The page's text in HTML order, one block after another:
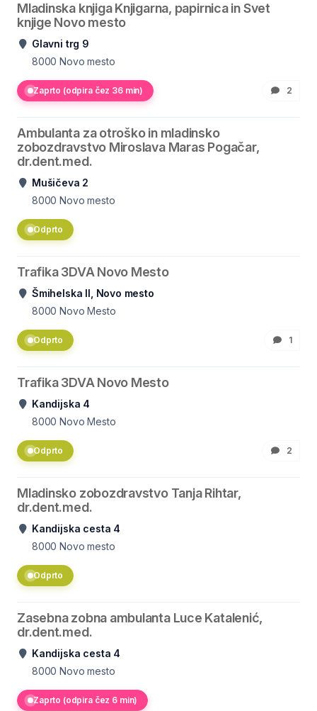
Mladinska knjiga Knjigarna, papirnica in Svet
knjige Novo mesto
Glavni trg 9
8000 Novo mesto
Zaprto (odpira čez 36 min) 2
Ambulanta za otroško in mladinsko
zobozdravstvo Miroslava Maras Pogačar,
dr.dent.med.
Mušičeva 2
8000 Novo mesto
Odprto
Trafika 3DVA Novo Mesto
Šmihelska II, Novo mesto
8000 Novo Mesto
Odprto 1
Trafika 3DVA Novo Mesto
Kandijska 4
8000 Novo Mesto
Odprto 2
Mladinsko zobozdravstvo Tanja Rihtar,
dr.dent.med.
Kandijska cesta 4
8000 Novo mesto
Odprto
Zasebna zobna ambulanta Luce Katalenić,
dr.dent.med.
Kandijska cesta 4
8000 Novo mesto
Zaprto (odpira čez 6 min)